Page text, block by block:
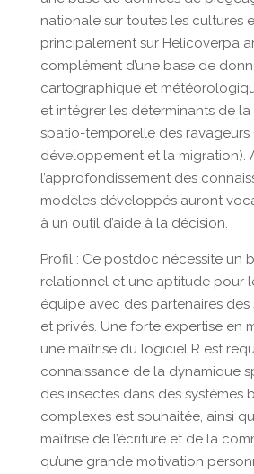
nationale sur toutes les cultures
principalement sur Helicoverpa
complément d’une base de
cartographique et
et intégrer les déterminants de
spatio-temporelle des ravageurs
développement et la migration).
l’approfondissement des
modèles développés auront
à un outil d’aide à la décision.
Profil : Ce postdoc nécessite un
relationnel et une aptitude pour
équipe avec des partenaires
et privés. Une forte expertise en
une maîtrise du logiciel R est
connaissance de la dynamique
des insectes dans des systèmes
complexes est souhaitée, ainsi
maîtrise de l’écriture et de la
qu’une grande motivation